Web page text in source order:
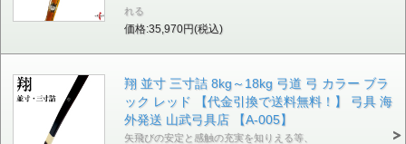
れる
価格:35,970円(税込)
翔 並寸 三寸詰 8kg～18kg 弓道 弓 カラー ブラ
ック レッド 【代金引換で送料無料！】 弓具 海
外発送 山武弓具店 【A-005】
矢飛びの安定と感触の充実を知りえる等、